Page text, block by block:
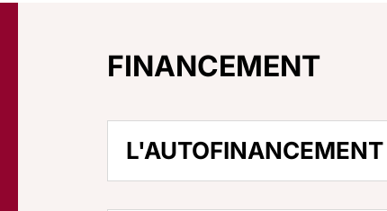
FINANCEMENT
L'AUTOFINANCEMENT